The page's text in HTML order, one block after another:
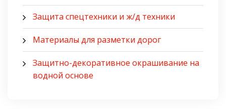
Защита спецтехники и ж/д техники
Материалы для разметки дорог
Защитно-декоративное окрашивание на
водной основе